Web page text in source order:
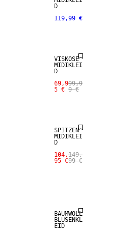
D
119,99 €
VISKOSE
MIDIKLEI
D
69,9
5 €
99,9
9 €
SPITZEN
MIDIKLEI
D
104,
95 €
149,
99 €
BAUMWOLL
BLUSENKL
EID